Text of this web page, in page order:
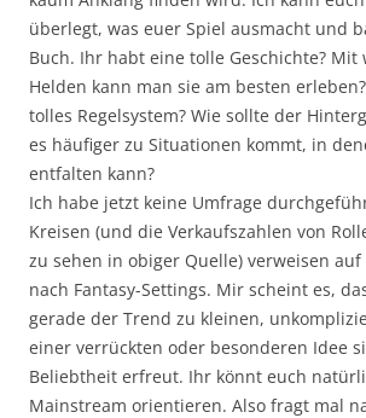
überlegt, was euer Spiel ausmacht und
Buch. Ihr habt eine tolle Geschichte? Mit
Helden kann man sie am besten
tolles Regelsystem? Wie sollte der
es häufiger zu Situationen kommt, in
entfalten kann?
Ich habe jetzt keine Umfrage
Kreisen (und die Verkaufszahlen von
zu sehen in obiger Quelle) verweisen
nach Fantasy-Settings. Mir scheint es,
gerade der Trend zu kleinen,
einer verrückten oder besonderen Idee
Beliebtheit erfreut. Ihr könnt euch
Mainstream orientieren. Also fragt mal